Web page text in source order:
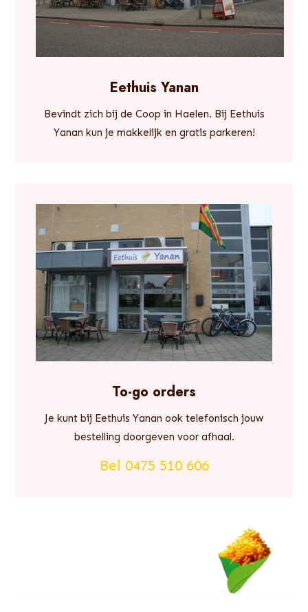
Eethuis Yanan
Bevindt zich bij de Coop in Haelen. Bij Eethuis
Yanan kun je makkelijk en gratis parkeren!
To-go orders
Je kunt bij Eethuis Yanan ook telefonisch jouw
bestelling doorgeven voor afhaal.
Bel 0475 510 606